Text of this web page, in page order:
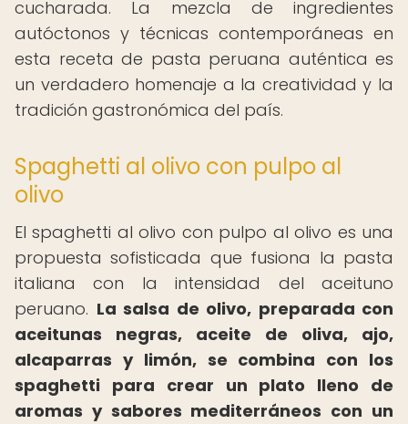
cucharada. La mezcla de ingredientes
autóctonos y técnicas contemporáneas en
esta receta de pasta peruana auténtica es
un verdadero homenaje a la creatividad y la
tradición gastronómica del país.
Spaghetti al olivo con pulpo al
olivo
El spaghetti al olivo con pulpo al olivo es una
propuesta sofisticada que fusiona la pasta
italiana con la intensidad del aceituno
peruano. La salsa de olivo, preparada con
aceitunas negras, aceite de oliva, ajo,
alcaparras y limón, se combina con los
spaghetti para crear un plato lleno de
aromas y sabores mediterráneos con un